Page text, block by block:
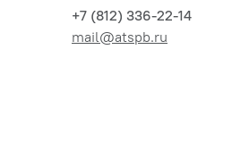
+7 (812) 336-22-14
mail@atspb.ru